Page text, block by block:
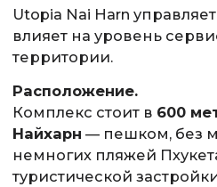
Utopia Nai Harn
влияет на уровень
территории.
Расположение.
Комплекс стоит в 600
Найхарн — пешком, без
немногих пляжей
туристической